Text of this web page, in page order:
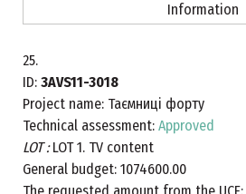
Information
25.
ID: 3AVS11-3018
Project name: Таємниці форту
Technical assessment: Approved
LOT :LOT 1. TV content
General budget: 1074600.00